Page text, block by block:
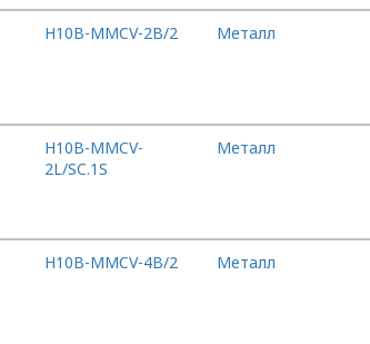
H10B-MMCV-2B/2 Металл
H10B-MMCV-
2L/SC.1S
Металл
H10B-MMCV-4B/2 Металл